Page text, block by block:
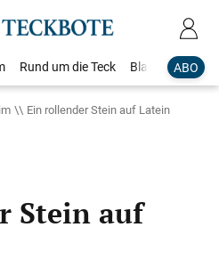
ABO
Rund um die Teck Blaulicht
Ein rollender Stein auf Latein
Stein auf